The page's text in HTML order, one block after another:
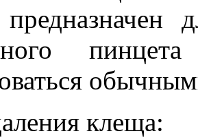
клеща: